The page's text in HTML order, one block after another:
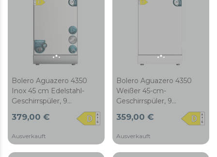
Besteckschublade, ABT-
Besteckschublade, ABT-
Bolero Aguazero 4350
Inox 45 cm Edelstahl-
Geschirrspüler, 9
Maßgedecke, Inverter
Plus Duo Motor,
Programme,
Selbstreinigung,
379,00 €
Ausverkauft
Bolero Aguazero 4350
Weißer 45-cm-
Geschirrspüler, 9
Maßgedecke, Inverter-
Plus-Duo-Motor, Klasse D,
Programme, AutoClean,
Startzeitvorwahl,
359,00 €
Ausverkauft